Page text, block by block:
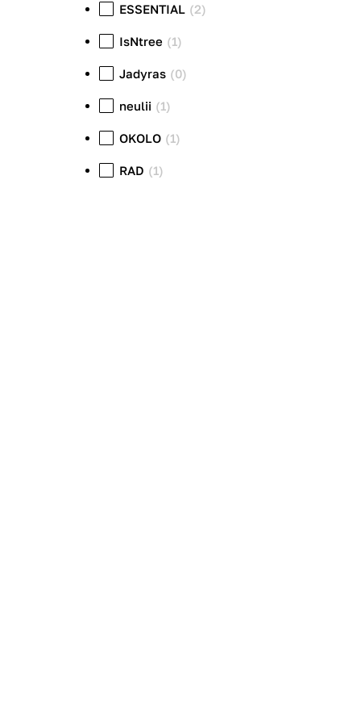
ESSENTIAL (2)
IsNtree (1)
Jadyras (0)
neulii (1)
OKOLO (1)
RAD (1)